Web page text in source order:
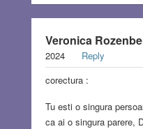
Veronica
2024
Reply
corectura :
Tu esti o singura
ca ai o singura parere,